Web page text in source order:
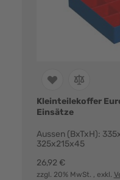
Kleinteilekoffer
Einsätze
Aussen (BxTxH):
325x215x45
26,92 €
zzgl. 20% MwSt. , exkl.